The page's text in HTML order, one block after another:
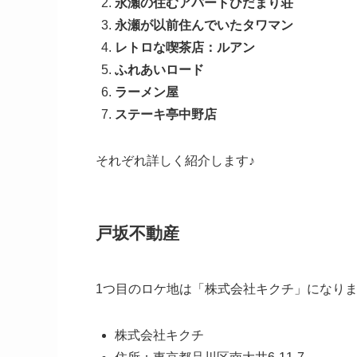
永瀬が以前住んでいたタワマン
レトロな喫茶店：ルアン
ふれあいロード
ラーメン屋
ステーキ亭中野店
それぞれ詳しく紹介します♪
戸坂不動産
1つ目のロケ地は「株式会社キクチ」になり
株式会社キクチ